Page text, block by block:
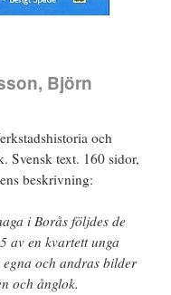
Björn
och
Svensk text. 160 sidor,
beskrivning:
i Borås följdes de
av en kvartett unga
och andras bilder
och ånglok.